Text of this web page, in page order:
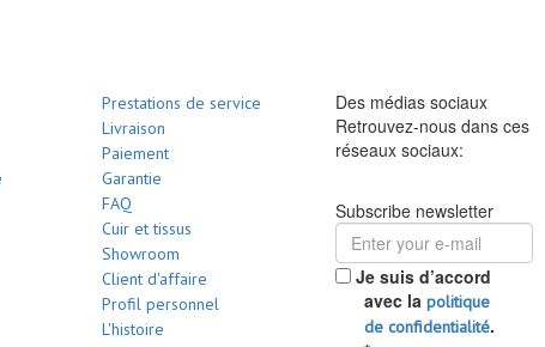
Prestations de service
Livraison
Paiement
Garantie
FAQ
Cuir et tissus
Showroom
Client d'affaire
Profil personnel
L'histoire
Des médias sociaux
Retrouvez-nous dans ces
réseaux sociaux:
Subscribe newsletter
Je suis d’accord
avec la politique
de confidentialité.